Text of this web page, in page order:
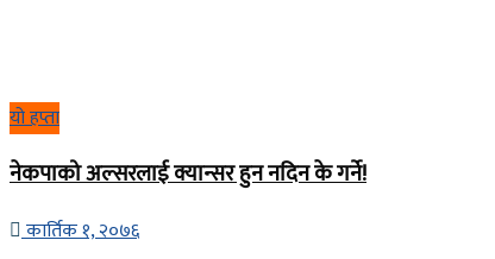
यो हप्ता
नेकपाको अल्सरलाई क्यान्सर हुन नदिन के गर्ने!
कार्तिक १, २०७६